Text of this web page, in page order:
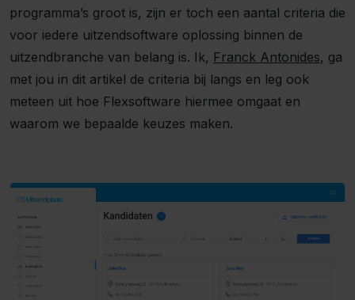
programma’s groot is, zijn er toch een aantal criteria die
voor iedere uitzendsoftware oplossing binnen de
uitzendbranche van belang is. Ik, Franck Antonides, ga
met jou in dit artikel de criteria bij langs en leg ook
meteen uit hoe Flexsoftware hiermee omgaat en
waarom we bepaalde keuzes maken.